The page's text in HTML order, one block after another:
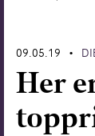
09.05.19 •
Her